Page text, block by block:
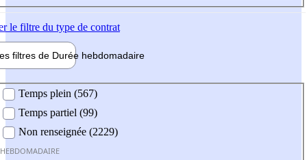
le filtre du type de contrat
filtres de Durée hebdomadaire
Temps plein (567)
Temps partiel (99)
Non renseignée (2229)